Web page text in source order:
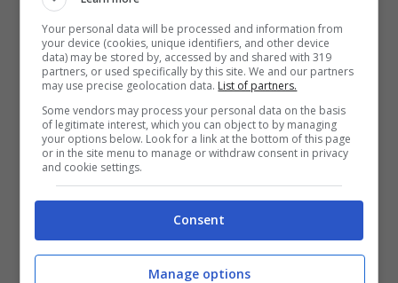
contingente di mare (214 posti).
Per poter presentare domande, bisogna
avereun’età compresa tra 18 e 26 anni
volontari in ferma prefissata) o tra 18 e 24
anni (per gli altri cittadini). Iltitolo di studio
necessario è il solo diploma di scuola
superiore. Per essere idonei non bisogna
avere condanne penali, tatuaggi visibili o
contrari al decoro dell’uniforme.
Your personal data will be processed and information from
your device (cookies, unique identifiers, and other device
data) may be stored by, accessed by and shared with 319
partners, or used specifically by this site. We and our partners
may use precise geolocation data. List of partners.
Some vendors may process your personal data on the basis
of legitimate interest, which you can object to by managing
your options below. Look for a link at the bottom of this page
or in the site menu to manage or withdraw consent in privacy
and cookie settings.
Consent
Manage options